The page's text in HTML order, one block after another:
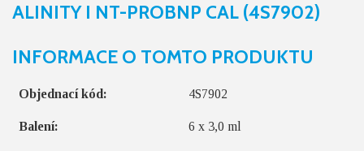
ALINITY I NT-PROBNP CAL (4S7902)
INFORMACE O TOMTO PRODUKTU
Objednací kód: 4S7902
Balení: 6 x 3,0 ml